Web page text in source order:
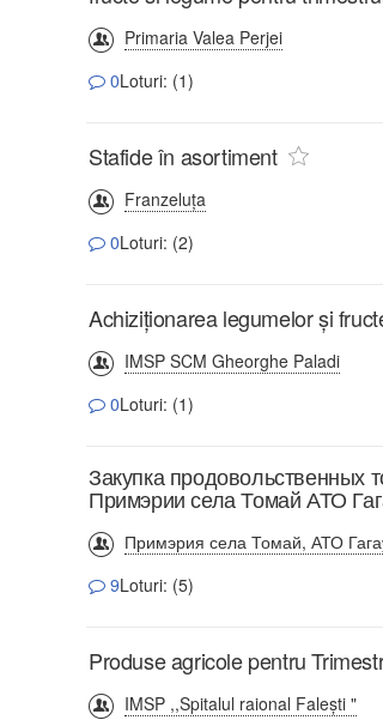
Primaria Valea Perjei
0Loturi: (1)
Stafide în asortiment
Franzeluţa
0Loturi: (2)
Achiziţionarea legumelor şi
IMSP SCM Gheorghe Paladi
0Loturi: (1)
Закупка продовольственных
Примэрии села Томай АТО
Примэрия села Томай, АТО
9Loturi: (5)
Produse agricole pentru
IMSP ,,Spitalul raional Faleşti "